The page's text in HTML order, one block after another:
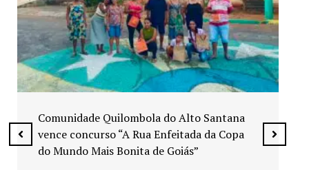
Exposição “Arte em Cores” leva pinturas a
espaços públicos de Senador Canedo